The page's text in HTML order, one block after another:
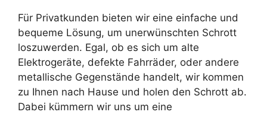
Für Privatkunden bieten wir eine einfache und
bequeme Lösung, um unerwünschten Schrott
loszuwerden. Egal, ob es sich um alte
Elektrogeräte, defekte Fahrräder, oder andere
metallische Gegenstände handelt, wir kommen
zu Ihnen nach Hause und holen den Schrott ab.
Dabei kümmern wir uns um eine